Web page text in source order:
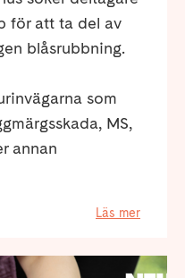
för att ta del av
blåsrubbning.
som
MS,
annan
Läs mer